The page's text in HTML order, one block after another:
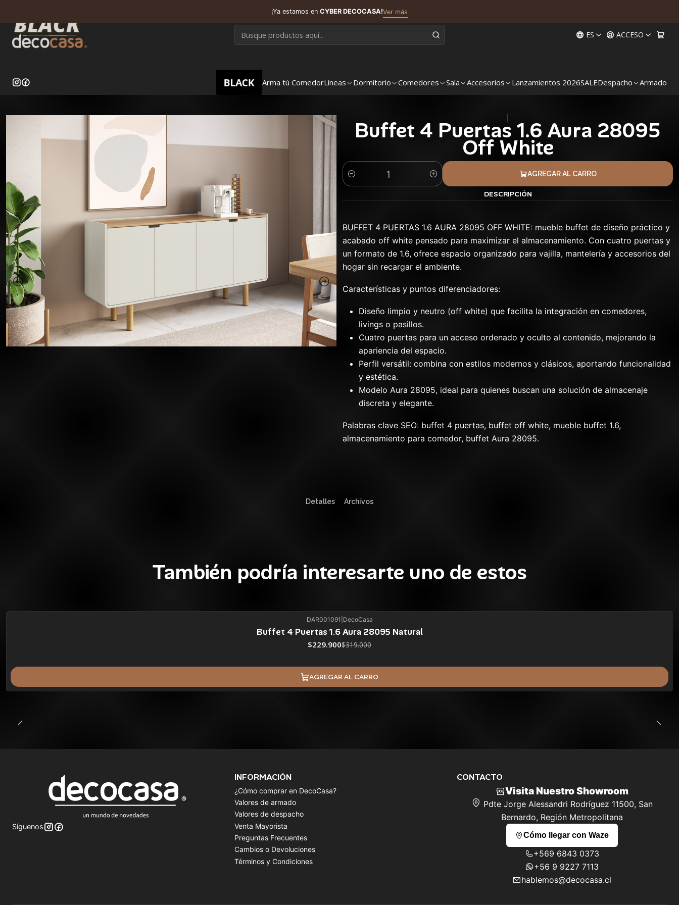
ES ACCESO
BLACK Arma tú ComedorLíneas Dormitorio Comedores Sala Accesorios Lanzamientos 2026SALEDespacho Armado
¡Ya estamos en CYBER DECOCASA!Ver más
Buffet 4 Puertas 1.6 Aura 28095
Off White
Cantidad
AGREGAR AL CARRO
DESCRIPCIÓN
BUFFET 4 PUERTAS 1.6 AURA 28095 OFF WHITE: mueble buffet de diseño práctico y
acabado off white pensado para maximizar el almacenamiento. Con cuatro puertas y
un formato de 1.6, ofrece espacio organizado para vajilla, mantelería y accesorios del
hogar sin recargar el ambiente.
Características y puntos diferenciadores:
Diseño limpio y neutro (off white) que facilita la integración en comedores,
livings o pasillos.
Cuatro puertas para un acceso ordenado y oculto al contenido, mejorando la
apariencia del espacio.
Perfil versátil: combina con estilos modernos y clásicos, aportando funcionalidad
y estética.
Modelo Aura 28095, ideal para quienes buscan una solución de almacenaje
discreta y elegante.
Palabras clave SEO: buffet 4 puertas, buffet off white, mueble buffet 1.6,
almacenamiento para comedor, buffet Aura 28095.
Detalles Archivos
También podría interesarte uno de estos
DAR001091 DecoCasa
Buffet 4 Puertas 1.6 Aura 28095 Natural
$229.900$319.000
AGREGAR AL CARRO
Síguenos
INFORMACIÓN
¿Cómo comprar en DecoCasa?
Valores de armado
Valores de despacho
Venta Mayorista
Preguntas Frecuentes
Cambios o Devoluciones
Términos y Condiciones
CONTACTO
Visita Nuestro Showroom
Pdte Jorge Alessandri Rodríguez 11500, San
Bernardo, Región Metropolitana
Cómo llegar con Waze
+569 6843 0373
+56 9 9227 7113
hablemos@decocasa.cl